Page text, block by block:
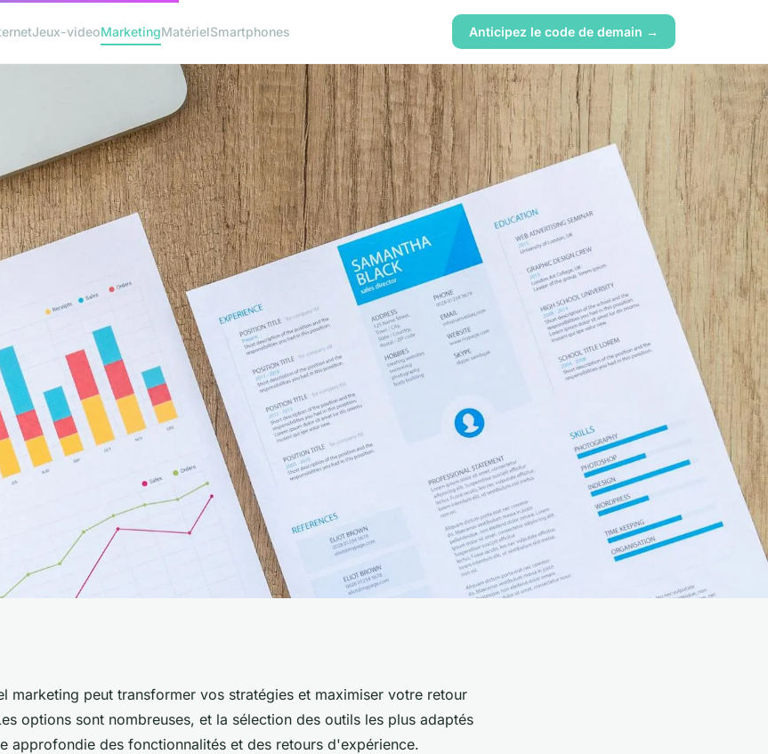
Jeux-videoMarketingMatérielSmartphones Anticipez le code de demain →
: choisissez
marketing peut transformer vos stratégies et maximiser votre retour
options sont nombreuses, et la sélection des outils les plus adaptés
approfondie des fonctionnalités et des retours d'expérience.